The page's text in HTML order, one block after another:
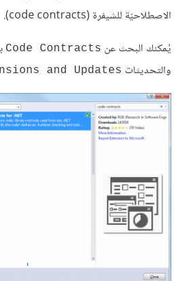
الاصطلاحيّة للشيفرة (code contracts).
يُمكنك البحث عن Code Contracts
والتحديثات and Updates